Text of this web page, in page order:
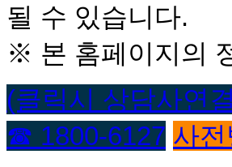
될 수 있습니다.
※ 본 홈페이지의
(클릭시 상담사연
☎ 1800-6127 사